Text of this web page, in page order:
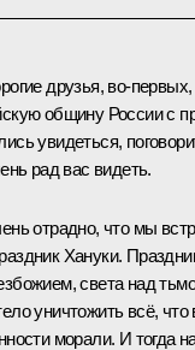
друзья,
общину России с
увидеться,
рад вас видеть.
отрадно, что мы
Хануки.
света над
уничтожить всё,
морали. И тогда